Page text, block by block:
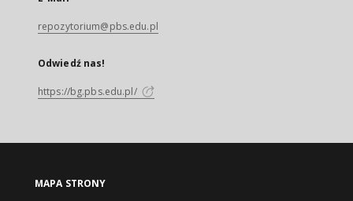
repozytorium@pbs.edu.pl
Odwiedź nas!
https://bg.pbs.edu.pl/
MAPA STRONY